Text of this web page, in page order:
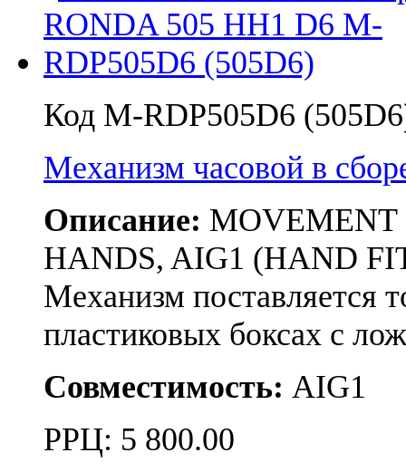
Код M-RDP505D6
Механизм часовой в
Описание: MOVEMENT
HANDS, AIG1 (HAND
Механизм поставляется
пластиковых боксах с
Совместимость: AIG1
РРЦ: 5 800.00